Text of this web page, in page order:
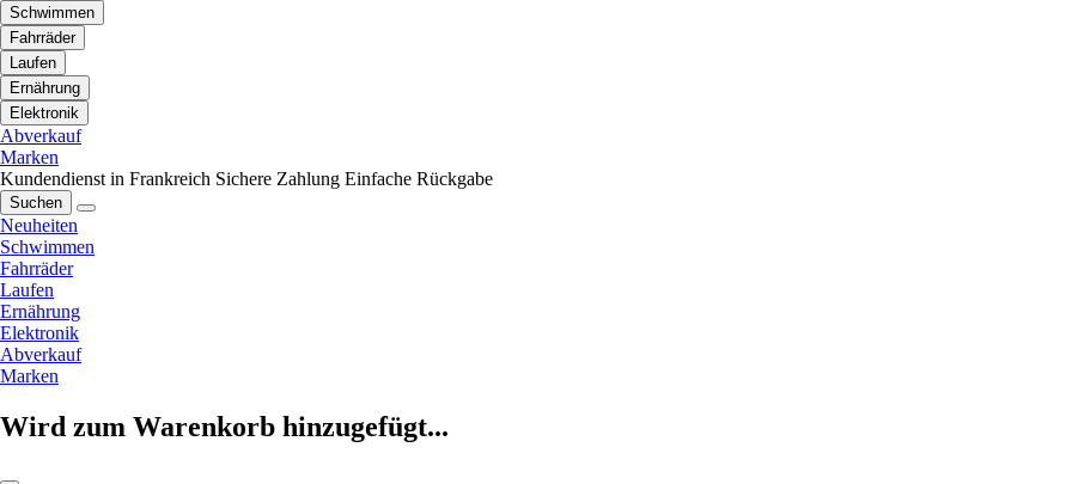
Schwimmen
Fahrräder
Laufen
Ernährung
Elektronik
Abverkauf
Marken
Kundendienst in Frankreich Sichere Zahlung Einfache Rückgabe
Suchen
Neuheiten
Schwimmen
Fahrräder
Laufen
Ernährung
Elektronik
Abverkauf
Marken
Wird zum Warenkorb hinzugefügt...